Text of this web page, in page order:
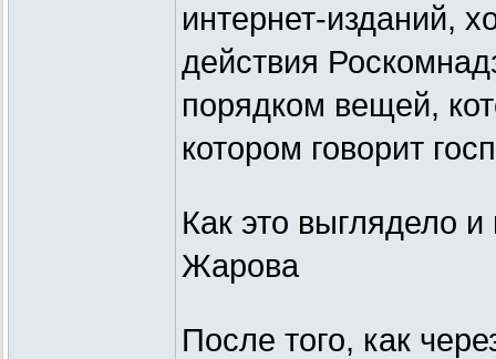
интернет-изданий,
действия
порядком вещей,
котором говорит
Как это выглядело
Жарова
После того, как